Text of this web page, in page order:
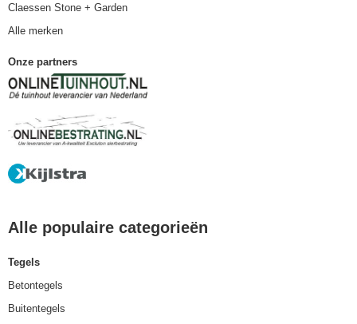
Claessen Stone + Garden
Alle merken
Onze partners
Alle populaire categorieën
Tegels
Betontegels
Buitentegels